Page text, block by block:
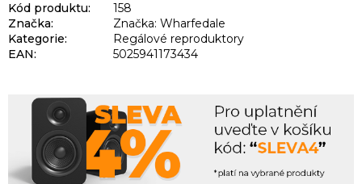
Kód produktu:
158
Značka:
Značka: Wharfedale
Kategorie:
Regálové reproduktory
EAN: 5025941173434